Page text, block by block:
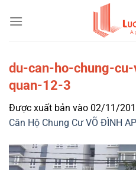
qua
du-can-ho-chung-
quan-12-3
Được xuất bản vào 02/11/
Căn Hộ Chung Cư VÕ ĐÌNH